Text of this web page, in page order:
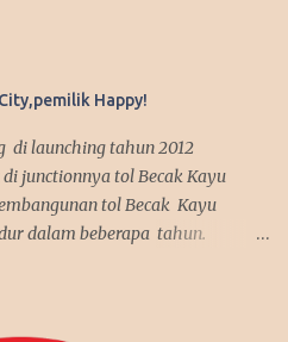
Happy!
di launching tahun 2012
junctionnya tol Becak Kayu
tol Becak Kayu
dalam beberapa tahun.